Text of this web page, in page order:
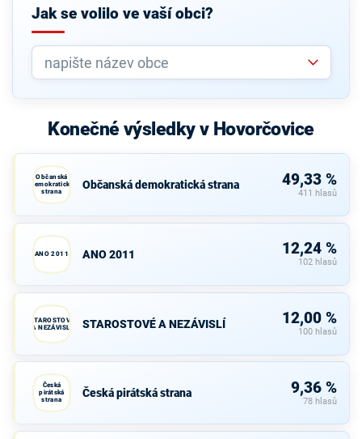
Jak se volilo ve vaší obci?
Konečné výsledky v Hovorčovice
Občanská
demokratická
strana
Občanská demokratická strana 49,33 %
411 hlasů
ANO 2011 ANO 2011 12,24 %
102 hlasů
STAROSTOVÉ
A NEZÁVISLÍ
STAROSTOVÉ A NEZÁVISLÍ 12,00 %
100 hlasů
Česká
pirátská
strana
Česká pirátská strana 9,36 %
78 hlasů